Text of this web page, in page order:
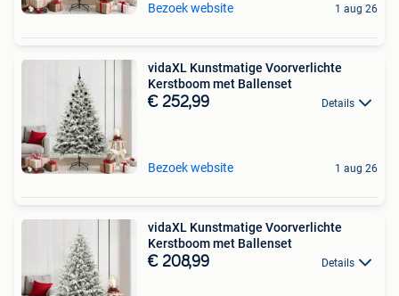
Bezoek website 1 aug 26
vidaXL Kunstmatige Voorverlichte
Kerstboom met Ballenset
€ 252,99 Details
Bezoek website 1 aug 26
vidaXL Kunstmatige Voorverlichte
Kerstboom met Ballenset
€ 208,99 Details